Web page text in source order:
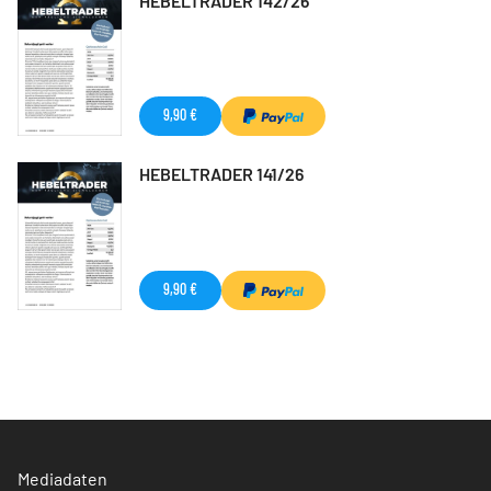
9,90 €
HEBELTRADER 141/26
9,90 €
Mediadaten